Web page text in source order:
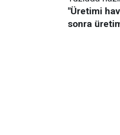
"Üretimi
sonra